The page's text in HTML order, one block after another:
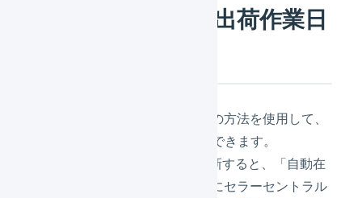
商品ごとに一括で出荷作業日
」の方法を使用して、
CSVにより出荷作業日数を変更できます。
LOGILESSで出荷作業日数を更新すると、「自動在
庫連携」が有効な場合、自動的にセラーセントラル